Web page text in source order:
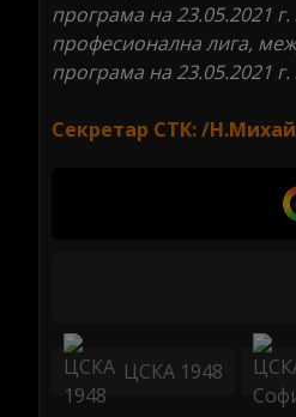
програма на 23.05.2021
професионална лига,
програма на 23.05.2021
Секретар СТК: /
ЦСКА 1948